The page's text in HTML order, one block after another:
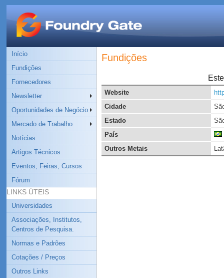
Início
Fundições
Fornecedores
Newsletter
Oportunidades de Negócio
Mercado de Trabalho
Notícias
Artigos Técnicos
Eventos, Feiras, Cursos
Fórum
LINKS ÚTEIS
Universidades
Associações, Institutos,
Centros de Pesquisa.
Normas e Padrões
Cotações / Preços
Outros Links
Fundições
Website
Cidade
Estado
País
Outros Metais